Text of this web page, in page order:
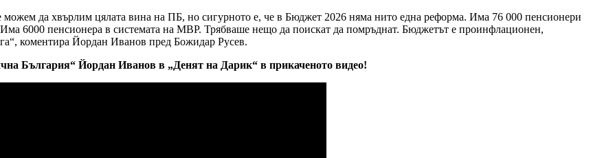
да хвърлим цялата вина на ПБ, но сигурното е, че в Бюджет 2026 няма нито една реформа. Има 76 000 пенсионери
6000 пенсионера в системата на МВР. Трябваше нещо да поискат да помръднат. Бюджетът е проинфлационен,
коментира Йордан Иванов пред Божидар Русев.
България“ Йордан Иванов в „Денят на Дарик“ в прикаченото видео!